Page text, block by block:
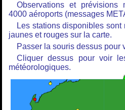
Observations et prévisions
4000 aéroports (messages
Les stations disponibles
jaunes et rouges sur la carte.
Passer la souris dessus pour
Cliquer dessus pour voir
météorologiques.